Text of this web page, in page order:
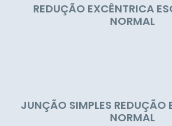
REDUÇÃO EXCÊNTRICA
NORMAL
JUNÇÃO SIMPLES REDUÇÃO
NORMAL